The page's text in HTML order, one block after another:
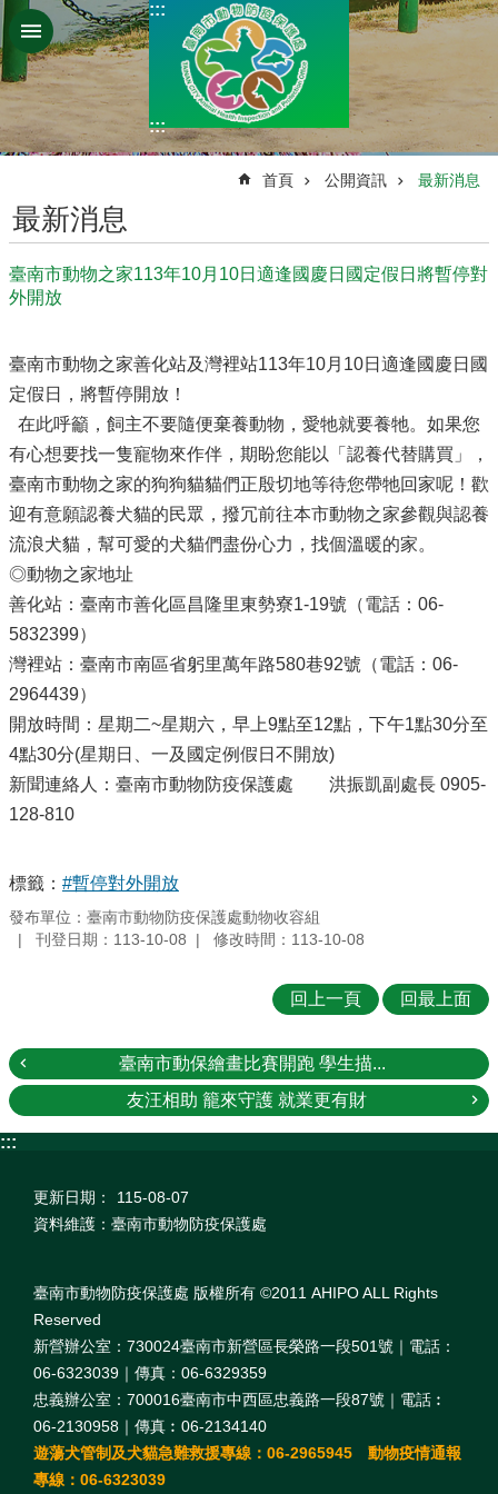
跳到主要內容區塊
:::
:::
首頁 公開資訊 最新消息
最新消息
臺南市動物之家113年10月10日適逢國慶日國定假日將暫停對
外開放
臺南市動物之家善化站及灣裡站113年10月10日適逢國慶日國
定假日，將暫停開放！
在此呼籲，飼主不要隨便棄養動物，愛牠就要養牠。如果您
有心想要找一隻寵物來作伴，期盼您能以「認養代替購買」，
臺南市動物之家的狗狗貓貓們正殷切地等待您帶牠回家呢！歡
迎有意願認養犬貓的民眾，撥冗前往本市動物之家參觀與認養
流浪犬貓，幫可愛的犬貓們盡份心力，找個溫暖的家。
◎動物之家地址
善化站：臺南市善化區昌隆里東勢寮1-19號（電話：06-
5832399）
灣裡站：臺南市南區省躬里萬年路580巷92號（電話：06-
2964439）
開放時間：星期二~星期六，早上9點至12點，下午1點30分至
4點30分(星期日、一及國定例假日不開放)
新聞連絡人：臺南市動物防疫保護處 洪振凱副處長 0905-
128-810
標籤： #暫停對外開放
發布單位：臺南市動物防疫保護處動物收容組
刊登日期：113-10-08
修改時間：113-10-08
回上一頁 回最上面
臺南市動保繪畫比賽開跑 學生描...
友汪相助 籠來守護 就業更有財
:::
更新日期：
115-08-07
資料維護：臺南市動物防疫保護處
臺南市動物防疫保護處 版權所有 ©2011 AHIPO ALL Rights
Reserved
新營辦公室：730024臺南市新營區長榮路一段501號｜電話：
06-6323039｜傳真：06-6329359
忠義辦公室：700016臺南市中西區忠義路一段87號｜電話︰
06-2130958｜傳真︰06-2134140
遊蕩犬管制及犬貓急難救援專線：06-2965945 動物疫情通報
專線：06-6323039